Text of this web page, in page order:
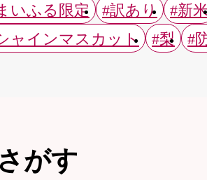
いふる限定 #訳あり #新米
ャインマスカット
#梨 #
がす